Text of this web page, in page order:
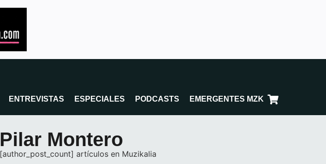
ENTREVISTAS ESPECIALES PODCASTS EMERGENTES MZK
Pilar Montero
[author_post_count] artículos en Muzikalia